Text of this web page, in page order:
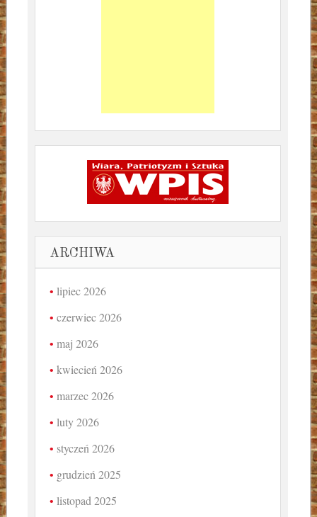
ARCHIWA
lipiec 2026
czerwiec 2026
maj 2026
kwiecień 2026
marzec 2026
luty 2026
styczeń 2026
grudzień 2025
listopad 2025